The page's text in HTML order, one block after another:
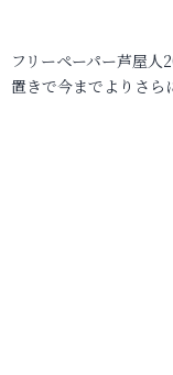
フリーペーパー芦屋
置きで今までよりさ